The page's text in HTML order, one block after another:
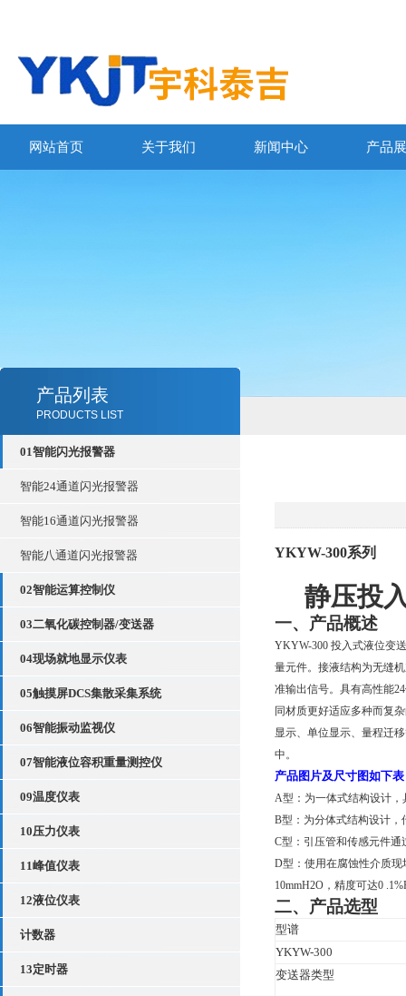
网站首页 关于我们 新闻中心 产品
产品列表
PRODUCTS LIST
01智能闪光报警器
智能24通道闪光报警器
智能16通道闪光报警器
智能八通道闪光报警器
02智能运算控制仪
03二氧化碳控制器/变送器
04现场就地显示仪表
05触摸屏DCS集散采集系统
06智能振动监视仪
07智能液位容积重量测控仪
09温度仪表
10压力仪表
11峰值仪表
12液位仪表
计数器
13定时器
YKYW-300系列
静压投
一、产品概述
YKYW-300 投入式液位变
量元件。接液结构为无缝
准输出信号。具有高性能24
同材质更好适应多种而复
显示、单位显示、量程迁
中。
产品图片及尺寸图如下
A型：为一体式结构设计
B型：为分体式结构设计
C型：引压管和传感元件
D型：使用在腐蚀性介质
10mmH2O ，精度可达0
二、产品选型
型谱
YKYW-300
变送器类型